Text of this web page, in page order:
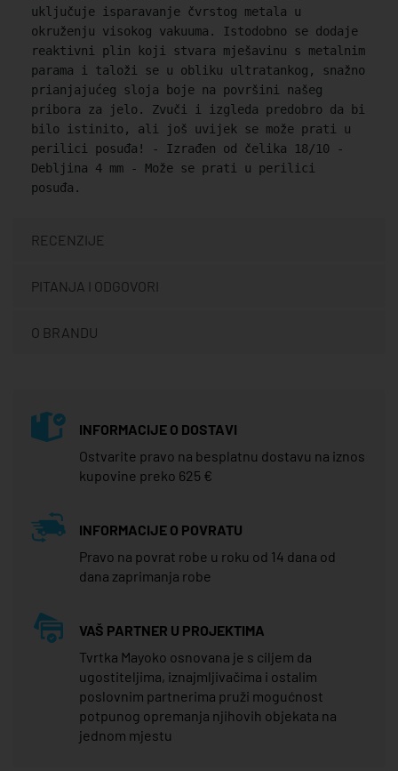
uključuje isparavanje čvrstog metala u
okruženju visokog vakuuma. Istodobno se dodaje
reaktivni plin koji stvara mješavinu s metalnim
parama i taloži se u obliku ultratankog, snažno
prianjajućeg sloja boje na površini našeg
pribora za jelo. Zvuči i izgleda predobro da bi
bilo istinito, ali još uvijek se može prati u
perilici posuđa! - Izrađen od čelika 18/10 -
Debljina 4 mm - Može se prati u perilici
posuđa.
RECENZIJE
PITANJA I ODGOVORI
O BRANDU
INFORMACIJE O DOSTAVI
Ostvarite pravo na besplatnu dostavu na iznos
kupovine preko 625 €
INFORMACIJE O POVRATU
Pravo na povrat robe u roku od 14 dana od
dana zaprimanja robe
VAŠ PARTNER U PROJEKTIMA
Tvrtka Mayoko osnovana je s ciljem da
ugostiteljima, iznajmljivačima i ostalim
poslovnim partnerima pruži mogućnost
potpunog opremanja njihovih objekata na
jednom mjestu